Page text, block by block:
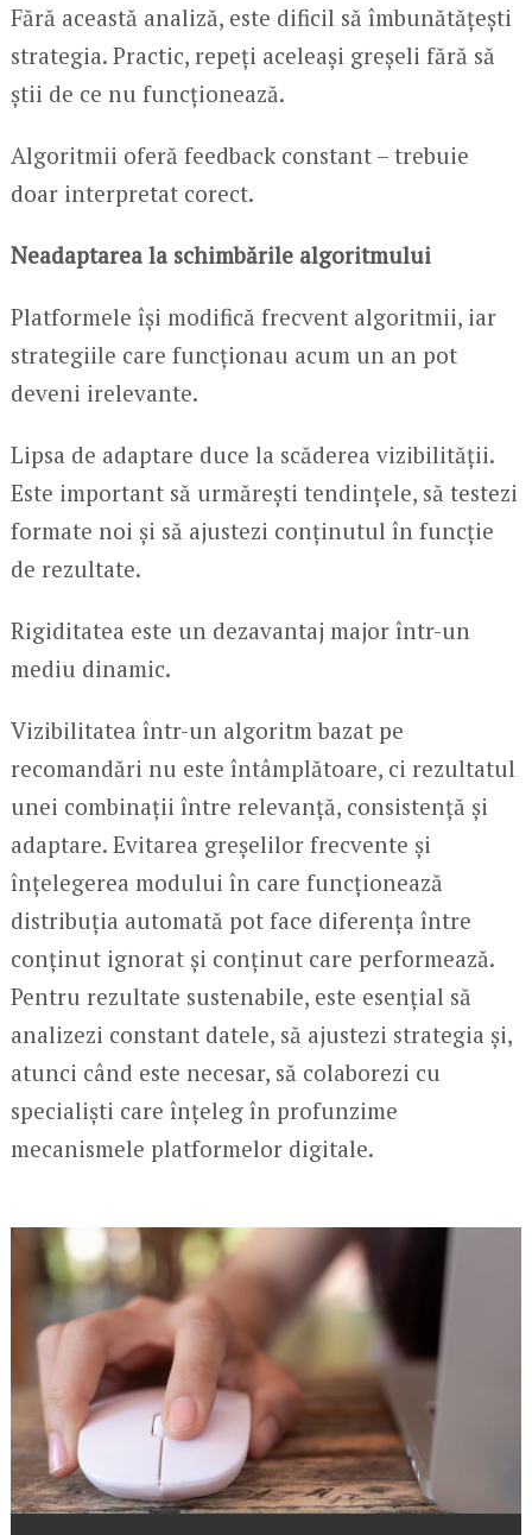
Fără această analiză, este dificil să îmbunătățești
strategia. Practic, repeți aceleași greșeli fără să
știi de ce nu funcționează.
Algoritmii oferă feedback constant – trebuie
doar interpretat corect.
Neadaptarea la schimbările algoritmului
Platformele își modifică frecvent algoritmii, iar
strategiile care funcționau acum un an pot
deveni irelevante.
Lipsa de adaptare duce la scăderea vizibilității.
Este important să urmărești tendințele, să testezi
formate noi și să ajustezi conținutul în funcție
de rezultate.
Rigiditatea este un dezavantaj major într-un
mediu dinamic.
Vizibilitatea într-un algoritm bazat pe
recomandări nu este întâmplătoare, ci rezultatul
unei combinații între relevanță, consistență și
adaptare. Evitarea greșelilor frecvente și
înțelegerea modului în care funcționează
distribuția automată pot face diferența între
conținut ignorat și conținut care performează.
Pentru rezultate sustenabile, este esențial să
analizezi constant datele, să ajustezi strategia și,
atunci când este necesar, să colaborezi cu
specialiști care înțeleg în profunzime
mecanismele platformelor digitale.